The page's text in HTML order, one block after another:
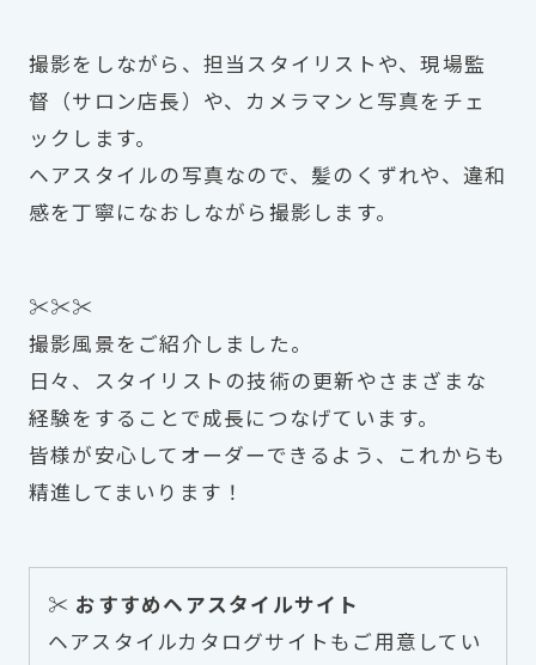
撮影をしながら、担当スタイリストや、現場監
督（サロン店長）や、カメラマンと写真をチェ
ックします。
ヘアスタイルの写真なので、髪のくずれや、違和
感を丁寧になおしながら撮影します。
✂✂✂
撮影風景をご紹介しました。
日々、スタイリストの技術の更新やさまざまな
経験をすることで成長につなげています。
皆様が安心してオーダーできるよう、これからも
精進してまいります！
✂ おすすめヘアスタイルサイト
ヘアスタイルカタログサイトもご用意してい